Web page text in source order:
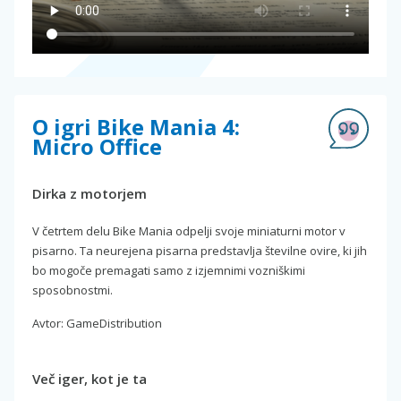
O igri Bike Mania 4:
Micro Office
Dirka z motorjem
V četrtem delu Bike Mania odpelji svoje miniaturni motor v
pisarno. Ta neurejena pisarna predstavlja številne ovire, ki jih
bo mogoče premagati samo z izjemnimi vozniškimi
sposobnostmi.
Avtor: GameDistribution
Več iger, kot je ta